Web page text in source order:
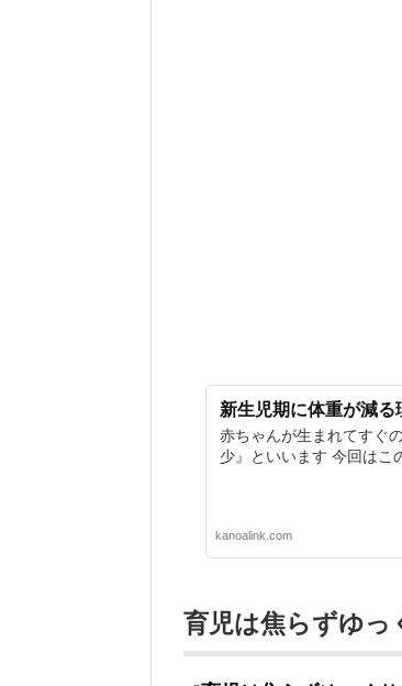
新生児期に体重が減
赤ちゃんが生まれてすぐ
少』といいます 今回はこ
kanoalink.com
育児は焦らずゆっ